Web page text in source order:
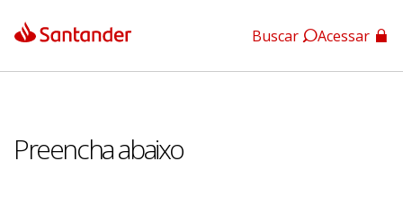
App Santander Buscar Acessar
Preencha abaixo